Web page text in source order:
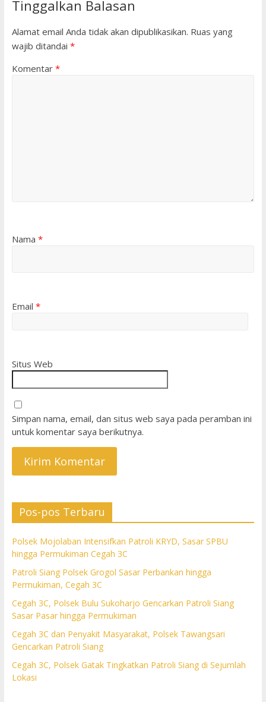
Tinggalkan Balasan
Alamat email Anda tidak akan dipublikasikan. Ruas yang
wajib ditandai *
Komentar *
Nama *
Email *
Situs Web
Simpan nama, email, dan situs web saya pada peramban ini
untuk komentar saya berikutnya.
Pos-pos Terbaru
Polsek Mojolaban Intensifkan Patroli KRYD, Sasar SPBU
hingga Permukiman Cegah 3C
Patroli Siang Polsek Grogol Sasar Perbankan hingga
Permukiman, Cegah 3C
Cegah 3C, Polsek Bulu Sukoharjo Gencarkan Patroli Siang
Sasar Pasar hingga Permukiman
Cegah 3C dan Penyakit Masyarakat, Polsek Tawangsari
Gencarkan Patroli Siang
Cegah 3C, Polsek Gatak Tingkatkan Patroli Siang di Sejumlah
Lokasi